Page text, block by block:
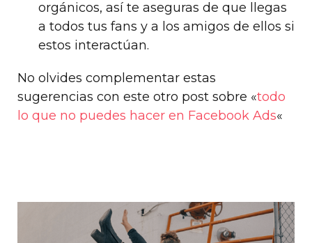
orgánicos, así te aseguras de que llegas
a todos tus fans y a los amigos de ellos si
estos interactúan.
No olvides complementar estas
sugerencias con este otro post sobre «todo
lo que no puedes hacer en Facebook Ads«